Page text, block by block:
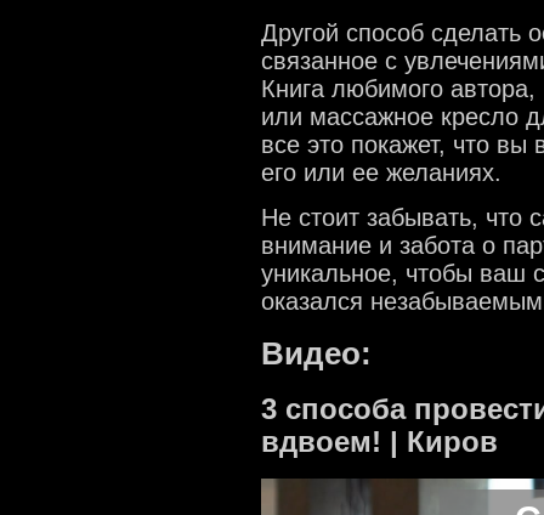
Другой способ сделать
связанное с
Книга любимого
или массажное кресло
все это покажет, что вы
его или ее желаниях.
Не стоит забывать, что
внимание и забота о
уникальное, чтобы ваш
оказался
Видео:
3 способа
вдвоем! | Киров